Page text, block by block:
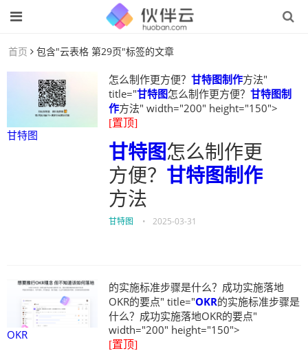
首页 包含"云表格 第29页"标签的文章
甘特图
怎么制作更方便？ 甘特图制作方法"
title="甘特图怎么制作更方便？ 甘特图制
作方法" width="200" height="150">
[置顶]
甘特图怎么制作更
方便？ 甘特图制作
方法
甘特图 • 2025-03-31
OKR
的实施标准步骤是什么？成功实施落地
OKR的要点" title="OKR的实施标准步骤是
什么？成功实施落地OKR的要点"
width="200" height="150">
[置顶]